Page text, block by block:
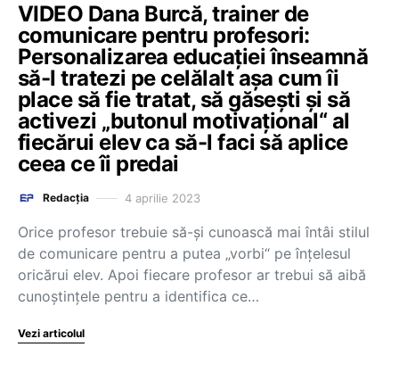
VIDEO Dana Burcă, trainer de
comunicare pentru profesori:
Personalizarea educației înseamnă
să-l tratezi pe celălalt așa cum îi
place să fie tratat, să găsești și să
activezi „butonul motivațional“ al
fiecărui elev ca să-l faci să aplice
ceea ce îi predai
Redacția 4 aprilie 2023
Orice profesor trebuie să-și cunoască mai întâi stilul
de comunicare pentru a putea „vorbi“ pe înțelesul
oricărui elev. Apoi fiecare profesor ar trebui să aibă
cunoștințele pentru a identifica ce…
Vezi articolul